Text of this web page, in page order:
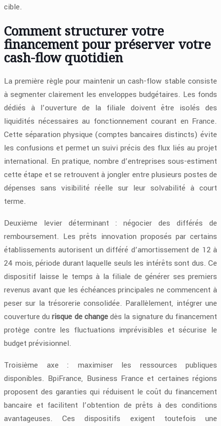
cible.
Comment structurer votre
financement pour préserver votre
cash-flow quotidien
La première règle pour maintenir un cash-flow stable consiste
à segmenter clairement les enveloppes budgétaires. Les fonds
dédiés à l’ouverture de la filiale doivent être isolés des
liquidités nécessaires au fonctionnement courant en France.
Cette séparation physique (comptes bancaires distincts) évite
les confusions et permet un suivi précis des flux liés au projet
international. En pratique, nombre d’entreprises sous-estiment
cette étape et se retrouvent à jongler entre plusieurs postes de
dépenses sans visibilité réelle sur leur solvabilité à court
terme.
Deuxième levier déterminant : négocier des différés de
remboursement. Les prêts innovation proposés par certains
établissements autorisent un différé d’amortissement de 12 à
24 mois, période durant laquelle seuls les intérêts sont dus. Ce
dispositif laisse le temps à la filiale de générer ses premiers
revenus avant que les échéances principales ne commencent à
peser sur la trésorerie consolidée. Parallèlement, intégrer une
couverture durisque de changedès la signature du financement
protège contre les fluctuations imprévisibles et sécurise le
budget prévisionnel.
Troisième axe : maximiser les ressources publiques
disponibles. BpiFrance, Business France et certaines régions
proposent des garanties qui réduisent le coût du financement
bancaire et facilitent l’obtention de prêts à des conditions
avantageuses. Ces dispositifs exigent toutefois une